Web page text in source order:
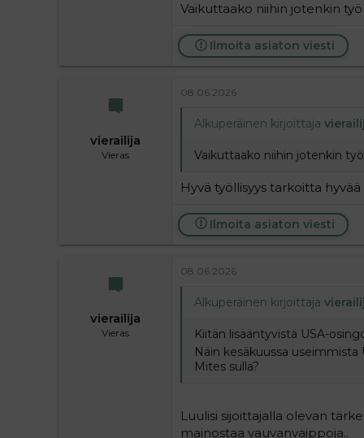
Vaikuttaako niihin jotenkin
Ilmoita asiaton viesti
vierailija
Vieras
08.06.2026
Alkuperäinen kirjoittaja
Vaikuttaako niihin jotenkin
Hyvä työllisyys tarkoitta
Ilmoita asiaton viesti
vierailija
Vieras
08.06.2026
Alkuperäinen kirjoittaja
Kiitän lisääntyvistä USA-
Näin kesäkuussa
Mites sulla?
Luulisi sijoittajalla olevan
mainostaa vauvanvaippoja..